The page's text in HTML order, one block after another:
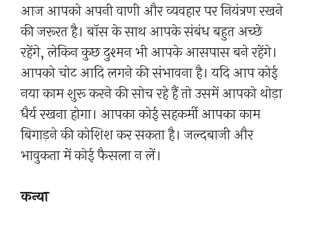
आज आपको अपनी वाणी और व्यवहार पर नियंत्रण रखने
की जरूरत है। बॉस के साथ आपके संबंध बहुत अच्छे
रहेंगे, लेकिन कुछ दुश्मन भी आपके आसपास बने रहेंगे।
आपको चोट आदि लगने की संभावना है। यदि आप कोई
नया काम शुरू करने की सोच रहे हैं तो उसमें आपको थोड़ा
धैर्य रखना होगा। आपका कोई सहकर्मी आपका काम
बिगाड़ने की कोशिश कर सकता है। जल्दबाजी और
भावुकता में कोई फैसला न लें।
कन्या